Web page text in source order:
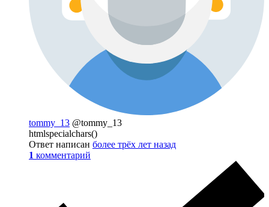
tommy_13 @tommy_13
htmlspecialchars()
Ответ написан более трёх лет назад
1 комментарий